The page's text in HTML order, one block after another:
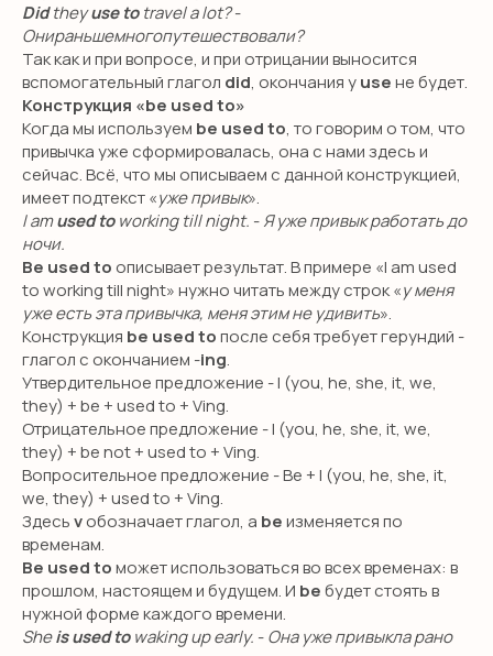
Didtheyuse totravel a lot?-
Онираньшемногопутешествовали?
Так как и при вопросе, и при отрицании выносится
вспомогательный глагол did, окончания уuseне будет.
Конструкция «be used to»
Когда мы используем be used to, то говорим о том, что
привычка уже сформировалась, она с нами здесь и
сейчас. Всё, что мы описываем с данной конструкцией,
имеет подтекст «уже привык».
I amused toworking till night. -Я уже привык работать до
ночи.
Be used to описывает результат. В примере «I am used
to working till night» нужно читать между строк «у меня
уже есть эта привычка, меня этим не удивить».
Конструкция be used toпосле себя требует герундий -
глагол с окончанием -ing.
Утвердительное предложение - I (you, he, she, it, we,
they) + be + used to + Ving.
Отрицательное предложение - I (you, he, she, it, we,
they) + be not + used to + Ving.
Вопросительное предложение - Be + I (you, he, she, it,
we, they) + used to + Ving.
Здесьvобозначает глагол, а beизменяется по
временам.
Be used toможет использоваться во всех временах: в
прошлом, настоящем и будущем. И beбудет стоять в
нужной форме каждого времени.
Sheis used towaking up early. -Она уже привыкла рано